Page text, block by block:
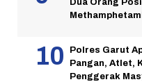
Dua Orang
Polres Garut
Pangan, Atlet,
Penggerak